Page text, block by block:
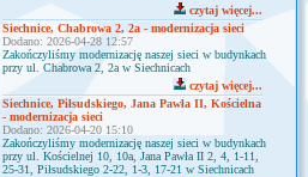
czytaj więcej...
Siechnice, Chabrowa 2, 2a - modernizacja sieci
Dodano: 2026-04-28 12:57
Zakończyliśmy modernizację naszej sieci w budynkach
przy ul. Chabrowa 2, 2a w Siechnicach
czytaj więcej...
Siechnice, Piłsudskiego, Jana Pawła II, Kościelna
- modernizacja sieci
Dodano: 2026-04-20 15:10
Zakończyliśmy modernizację naszej sieci w budynkach
przy ul. Kościelnej 10, 10a, Jana Pawła II 2, 4, 1-11,
25-31, Piłsudskiego 2-22, 1-3, 17-21 w Siechnicach